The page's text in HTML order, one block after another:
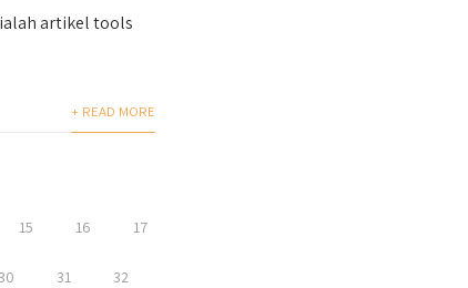
ialah artikel tools
+ READ MORE
15 16 17
31 32